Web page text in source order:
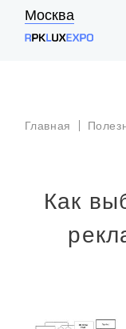
Москва
ВЫВЕСКИ
ЦЕНЫ
КАТАЛОГ
БЛОГ
Главная
Как